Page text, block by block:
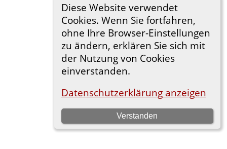
Diese Website verwendet
Cookies. Wenn Sie fortfahren,
ohne Ihre Browser-Einstellungen
zu ändern, erklären Sie sich mit
der Nutzung von Cookies
einverstanden.
Datenschutzerklärung anzeigen
Verstanden